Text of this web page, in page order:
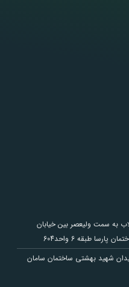
به سمت ولیعصر بین خیابان
طبقه 6 واحد604
شهید بهشتی ساختمان سامان